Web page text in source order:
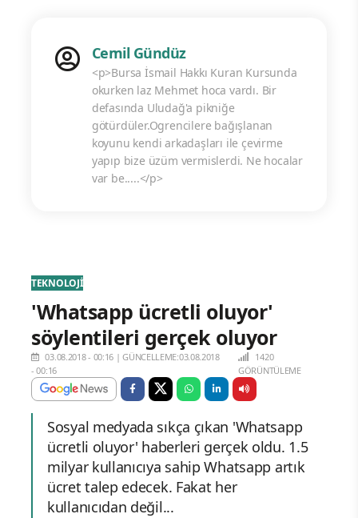
Cemil Gündüz
<p>Bursa İsmail Hakkı Kuran Kursunda
okurken laz Mehmet hoca vardı. Bir
defasında Uludağ'a pikniğe
götürdüler.Ogrencilere bağışlanan
koyunu kendi arkadaşları ile çevirme
yapıp bize üzüm vermislerdi. Ne hocalar
var be.....</p>
TEKNOLOJİ
'Whatsapp ücretli oluyor'
söylentileri gerçek oluyor
03.08.2018 - 00:16 |GÜNCELLEME:03.08.2018
- 00:16
1420
GÖRÜNTÜLEME
Sosyal medyada sıkça çıkan 'Whatsapp
ücretli oluyor' haberleri gerçek oldu. 1.5
milyar kullanıcıya sahip Whatsapp artık
ücret talep edecek. Fakat her
kullanıcıdan değil...